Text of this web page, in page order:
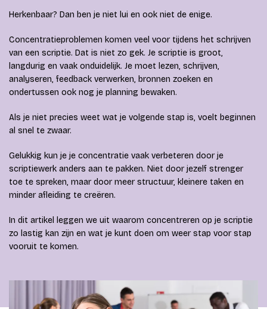
Herkenbaar? Dan ben je niet lui en ook niet de enige.
Concentratieproblemen komen veel voor tijdens het schrijven
van een scriptie. Dat is niet zo gek. Je scriptie is groot,
langdurig en vaak onduidelijk. Je moet lezen, schrijven,
analyseren, feedback verwerken, bronnen zoeken en
ondertussen ook nog je planning bewaken.
Als je niet precies weet wat je volgende stap is, voelt beginnen
al snel te zwaar.
Gelukkig kun je je concentratie vaak verbeteren door je
scriptiewerk anders aan te pakken. Niet door jezelf strenger
toe te spreken, maar door meer structuur, kleinere taken en
minder afleiding te creëren.
In dit artikel leggen we uit waarom concentreren op je scriptie
zo lastig kan zijn en wat je kunt doen om weer stap voor stap
vooruit te komen.